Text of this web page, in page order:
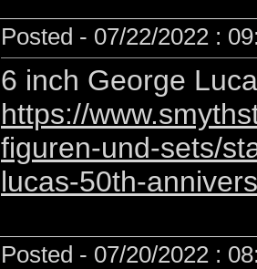
Posted - 07/22/2022 :
6 inch George
https://
figuren-und-sets/
lucas-50th-
Posted - 07/20/2022 :